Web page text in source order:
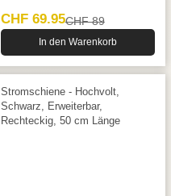
CHF 69.95CHF 89
In den Warenkorb
Stromschiene - Hochvolt,
Schwarz, Erweiterbar,
Rechteckig, 50 cm Länge